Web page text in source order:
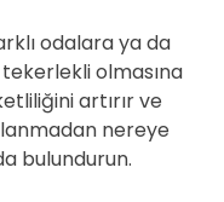
odalara ya da
olmasına
artırır ve
nereye
bulundurun.